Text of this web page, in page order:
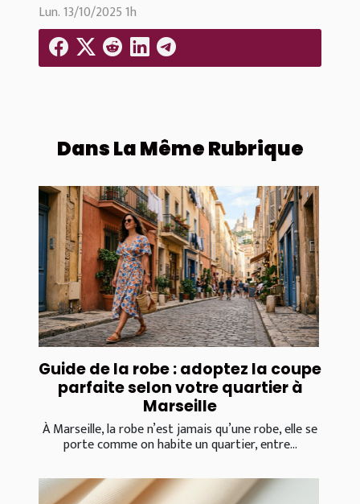
Lun. 13/10/2025 1h
Dans La Même Rubrique
Guide de la robe : adoptez la coupe
parfaite selon votre quartier à
Marseille
À Marseille, la robe n’est jamais qu’une robe, elle se
porte comme on habite un quartier, entre...